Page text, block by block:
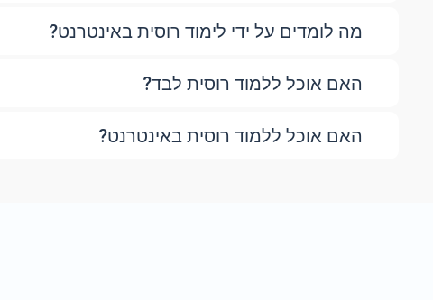
מה לומדים על ידי לימוד רוסית באינטרנט?
האם אוכל ללמוד רוסית לבד?
האם אוכל ללמוד רוסית באינטרנט?